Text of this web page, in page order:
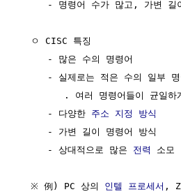
- 명령어 수가 많고, 가변 길
  ㅇ CISC 특징
     - 많은 수의 명령어
- 실제로는 적은 수의 일부 명
. 여러 명령어들이 균일하
     - 다양한
주소 지정 방식
     - 가변 길이 명령어 방식
     - 상대적으로 많은
전력 소모
  ※ 例) PC 상의
인텔 프로세서 ,